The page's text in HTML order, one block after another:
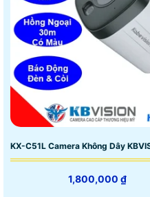
KX-C51L Camera Không Dây
1,800,000 ₫